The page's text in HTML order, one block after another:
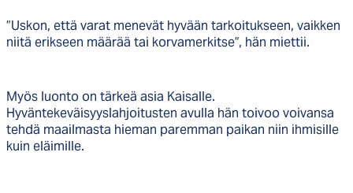
”Uskon, että varat menevät hyvään tarkoitukseen, vaikken
niitä erikseen määrää tai korvamerkitse”, hän miettii.
Myös luonto on tärkeä asia Kaisalle.
Hyväntekeväisyyslahjoitusten avulla hän toivoo voivansa
tehdä maailmasta hieman paremman paikan niin ihmisille
kuin eläimille.